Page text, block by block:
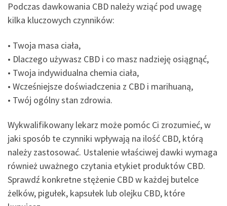
Podczas dawkowania CBD należy wziąć pod uwagę
kilka kluczowych czynników:
• Twoja masa ciała,
• Dlaczego używasz CBD i co masz nadzieję osiągnąć,
• Twoja indywidualna chemia ciała,
• Wcześniejsze doświadczenia z CBD i marihuaną,
• Twój ogólny stan zdrowia.
Wykwalifikowany lekarz może pomóc Ci zrozumieć, w
jaki sposób te czynniki wpływają na ilość CBD, którą
należy zastosować. Ustalenie właściwej dawki wymaga
również uważnego czytania etykiet produktów CBD.
Sprawdź konkretne stężenie CBD w każdej butelce
żelków, pigułek, kapsułek lub olejku CBD, które